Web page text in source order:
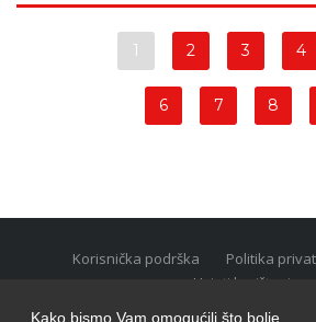
Kako bismo Vam omogućili što bolje
1 2 3 4
6 7 8
Korisnička podrška Politika
Uvjeti korištenja